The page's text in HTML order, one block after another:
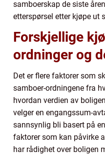
samboerskap de siste
etterspørsel etter kjøpe ut
Forskjellige
ordninger og
Det er flere faktorer som
samboer-ordningene fra
hvordan verdien av
velger en engangssum-
sannsynlig bli basert på
faktorer som kan påvirke
har rådighet over boligen